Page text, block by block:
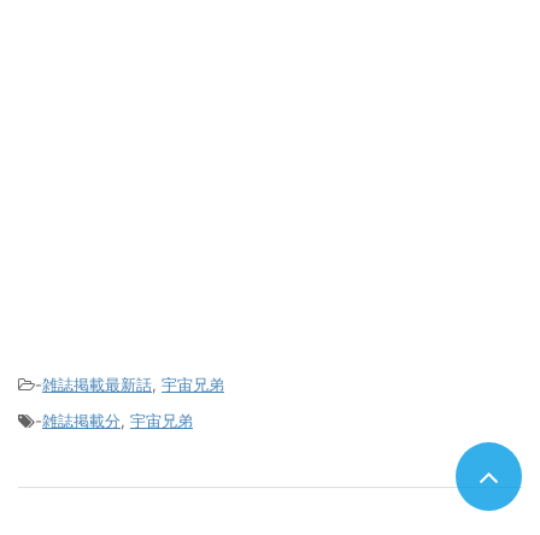
-雑誌掲載最新話, 宇宙兄弟
-雑誌掲載分, 宇宙兄弟